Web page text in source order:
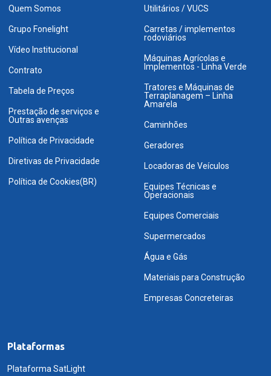
Quem Somos
Grupo Fonelight
Vídeo Institucional
Contrato
Tabela de Preços
Prestação de serviços e
Outras avenças
Política de Privacidade
Diretivas de Privacidade
Política de Cookies(BR)
Utilitários / VUCS
Carretas / implementos
rodoviários
Máquinas Agrícolas e
Implementos - Linha Verde
Tratores e Máquinas de
Terraplanagem – Linha
Amarela
Caminhões
Geradores
Locadoras de Veículos
Equipes Técnicas e
Operacionais
Equipes Comerciais
Supermercados
Água e Gás
Materiais para Construção
Empresas Concreteiras
Plataformas
Plataforma SatLight